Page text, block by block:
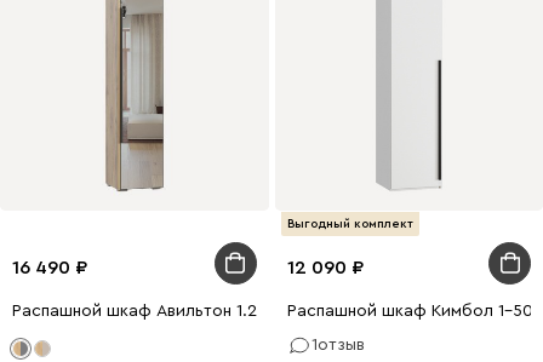
16 490
Распашной шкаф Авильтон 1.2-43x205 Графитовый с зеркалом
Выгодный комплект
12 090
Распашной шкаф Кимбол 1-
1отзыв